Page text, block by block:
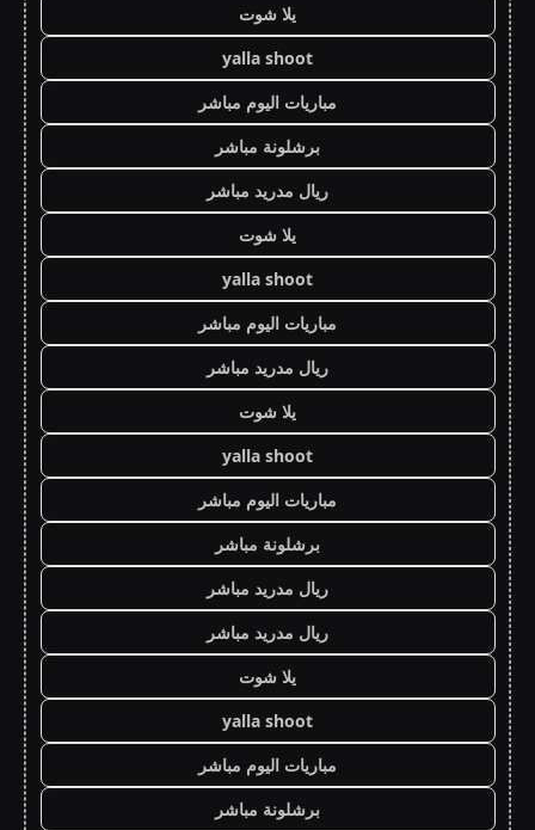
يلا شوت
yalla shoot
مباريات اليوم مباشر
برشلونة مباشر
ريال مدريد مباشر
يلا شوت
yalla shoot
مباريات اليوم مباشر
ريال مدريد مباشر
يلا شوت
yalla shoot
مباريات اليوم مباشر
برشلونة مباشر
ريال مدريد مباشر
ريال مدريد مباشر
يلا شوت
yalla shoot
مباريات اليوم مباشر
برشلونة مباشر